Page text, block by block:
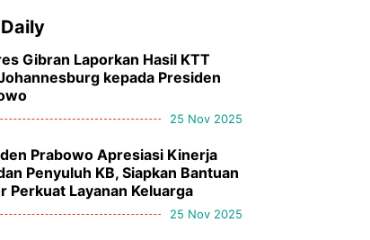
Gibran Laporkan Hasil KTT
kepada Presiden
25 Nov 2025
Prabowo Apresiasi Kinerja
Penyuluh KB, Siapkan Bantuan
Perkuat Layanan Keluarga
25 Nov 2025